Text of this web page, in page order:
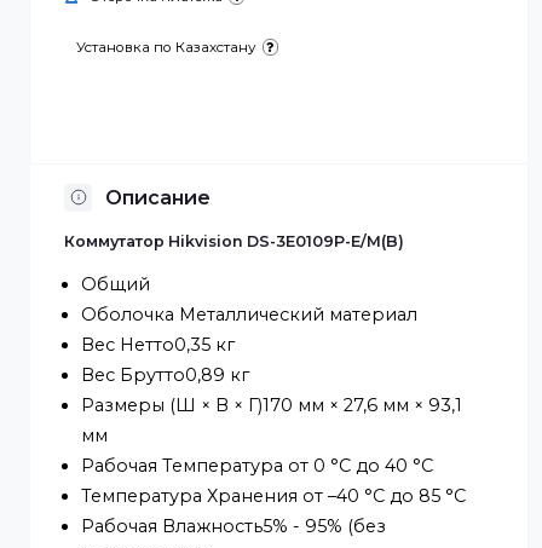
Описание
Коммутатор Hikvision DS-3E0109P-E/M(B)
Общий
Оболочка Металлический материал
Вес Нетто0,35 кг
Вес Брутто0,89 кг